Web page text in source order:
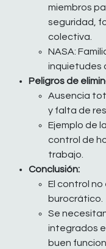
miembros
seguridad,
colectiva.
NASA:
inquietudes
Peligros de
Ausencia
y falta de
Ejemplo de
control de
trabajo.
Conclusión:
El control no
burocrático.
Se
integrados
buen